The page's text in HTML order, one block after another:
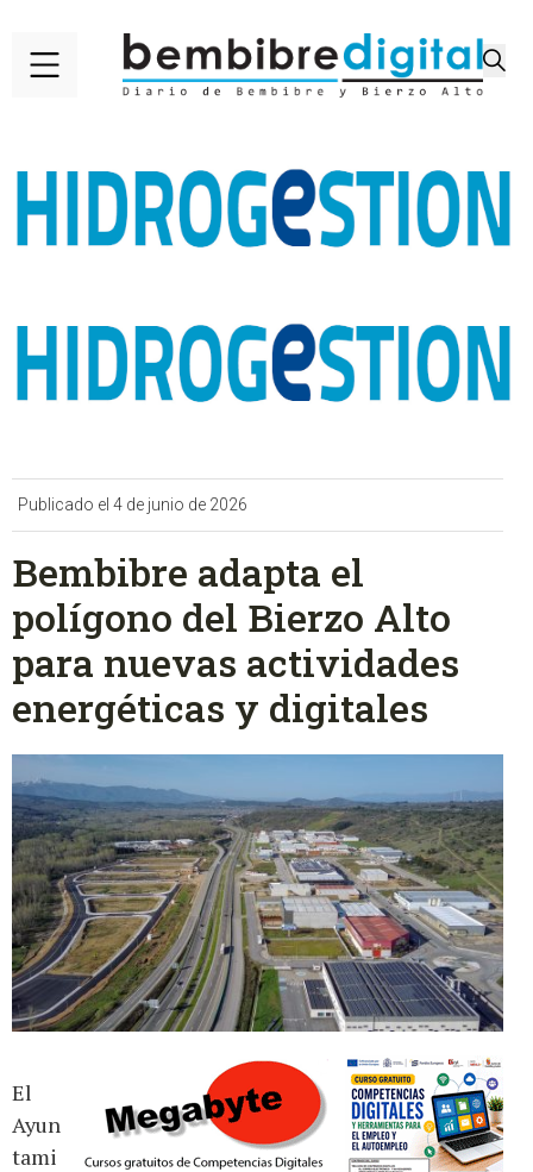
Publicado el 4 de junio de 2026
Bembibre adapta el
polígono del Bierzo Alto
para nuevas actividades
energéticas y digitales
El
Ayun
tami